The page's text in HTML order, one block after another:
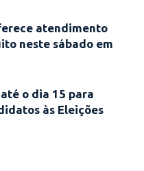
atendimento
neste sábado em
o dia 15 para
às Eleições